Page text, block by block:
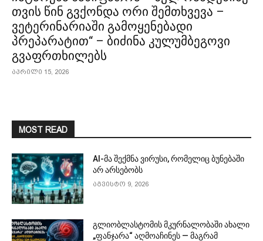
თვის წინ გვქონდა ორი შემთხვევა –
ვეტერინარიაში გამოყენებადი
პრეპარატით“ – ბიძინა კულუმბეგოვი
გვაფრთხილებს
აპრილი 15, 2026
MOST READ
AI-მა შექმნა ვირუსი, რომელიც ბუნებაში
არ არსებობს
აგვისტო 9, 2026
გლიობლასტომის მკურნალობაში ახალი
„ფანჯარა“ აღმოაჩინეს — მაგრამ